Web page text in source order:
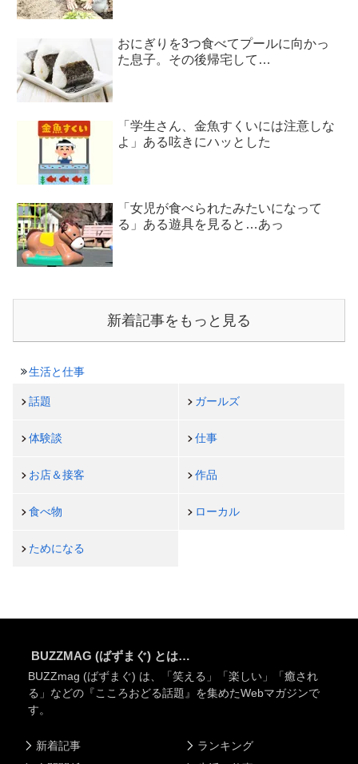
おにぎりを3つ食べてプールに向かっ
た息子。その後帰宅して…
「学生さん、金魚すくいには注意しな
よ」ある呟きにハッとした
「女児が食べられたみたいになって
る」ある遊具を見ると…あっ
新着記事をもっと見る
生活と仕事
話題 ガールズ
体験談 仕事
お店＆接客 作品
食べ物 ローカル
ためになる
BUZZMAG (ばずまぐ) とは…
BUZZmag (ばずまぐ) は、「笑える」「楽しい」「癒され
る」などの『こころおどる話題』を集めたWebマガジンで
す。
新着記事
ランキング